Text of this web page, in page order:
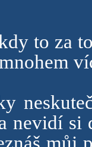
to za
nevidí si